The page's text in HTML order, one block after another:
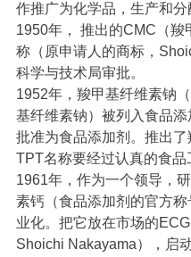
作推广为化学品，生产和分
1950年， 推出的CMC （
称（原申请人的商标，
科学与技术局审批。
1952年，羧甲基纤维素钠
基纤维素钠）被列入食品
批准为食品添加剂。推出
TPT名称要经过认真的食品
1961年，作为一个领导，
素钙（食品添加剂的官方
业化。把它放在市场的
Shoichi Nakayama），启